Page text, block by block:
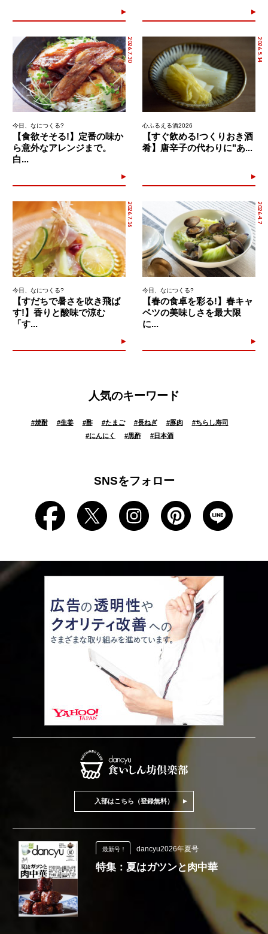
2026.7.30
今日、なにつくる?
【食欲そそる!】定番の味か
ら意外なアレンジまで。
白...
2026.5.14
心ふるえる酒2026
【すぐ飲める!つくりおき酒
肴】唐辛子の代わりに"あ...
2026.7.16
今日、なにつくる?
【すだちで暑さを吹き飛ば
す!】香りと酸味で涼む
「す...
2026.4.7
今日、なにつくる?
【春の食卓を彩る!】春キャ
ベツの美味しさを最大限
に...
人気のキーワード
#焼酎 #生姜 #酢 #たまご #長ねぎ #豚肉 #ちらし寿司
#にんにく #黒酢 #日本酒
SNSをフォロー
入部はこちら（登録無料）
最新号！ dancyu2026年夏号
特集：夏はガツンと肉中華